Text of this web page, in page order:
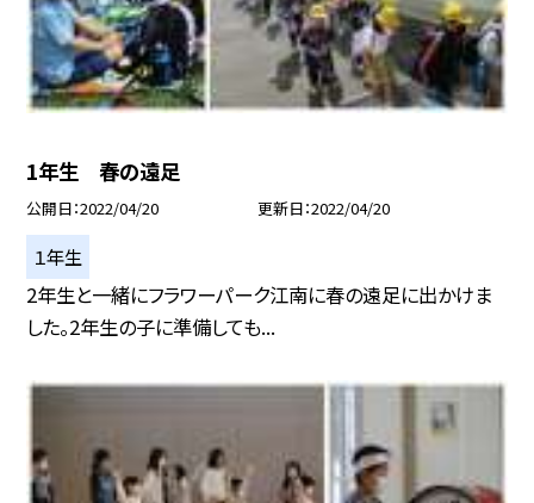
1年生 春の遠足
公開日 2022/04/20 更新日 2022/04/20
１年生
2年生と一緒にフラワーパーク江南に春の遠足に出かけま
した。2年生の子に準備しても...